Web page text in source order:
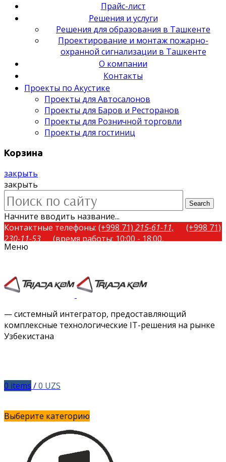
Прайс-лист
Решения и услуги
Решения для образования в Ташкенте
Проектирование и монтаж пожарно-
охранной сигнализации в Ташкенте
О компании
Контакты
Проекты по Акустике
Проекты для Автосалонов
Проекты для Баров и Ресторанов
Проекты для Розничной торговли
Проекты для гостиниц
Корзина
закрыть
закрыть
Search
Начните вводить название...
Контактные телефоны: (+998 71) 215-61-11,
(+998 71)
230-11-53
(время работы: 10:00 - 18:00,
понедельник-пятница)
Instagram
Vimeo
Меню
— системный интегратор, предоставляющий
комплексные технологические IT-решения на рынке
Узбекистана
0 items /0 UZS
Выберите категорию